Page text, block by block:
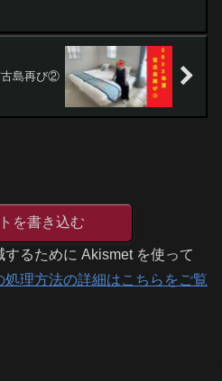
島再び②
を書き込む
るために Akismet を使って
処理方法の詳細はこちらをご覧